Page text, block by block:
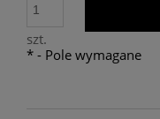
szt.
* - Pole wymagane